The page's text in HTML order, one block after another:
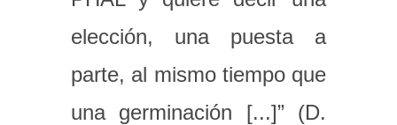
elección, una puesta a
parte, al mismo tiempo que
una germinación [...]” (D.